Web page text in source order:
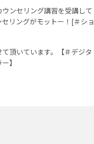
ンセリング講習を受講して
リングがモットー！[＃ショ
頂いています。【＃デジタ
】